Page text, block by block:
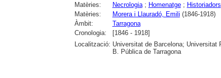
Matèries: Necrologia; Homenatge; Historiadors
Matèries:
Morera i Llauradó, Emili (1846-1918)
Àmbit:
Tarragona
Cronologia:
[1846 - 1918]
Localització: Universitat de Barcelona; Universitat
B. Pública de Tarragona